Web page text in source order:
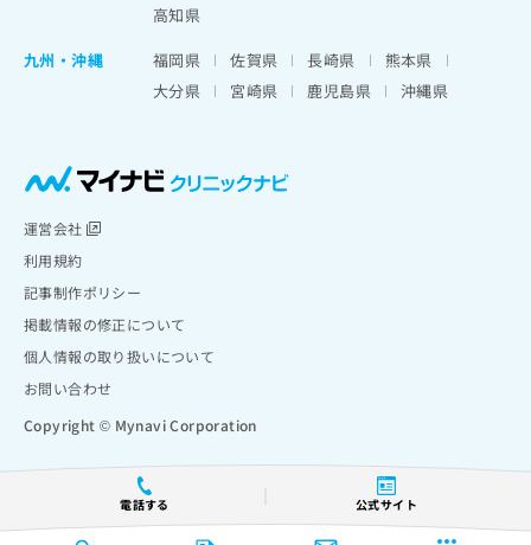
電話する 公式サイト
高知県
九州・沖縄
福岡県 佐賀県 長崎県
熊本県
大分県
宮崎県 鹿児島県 沖縄県
運営会社
利用規約
記事制作ポリシー
掲載情報の修正について
個人情報の取り扱いについて
お問い合わせ
Copyright © Mynavi Corporation